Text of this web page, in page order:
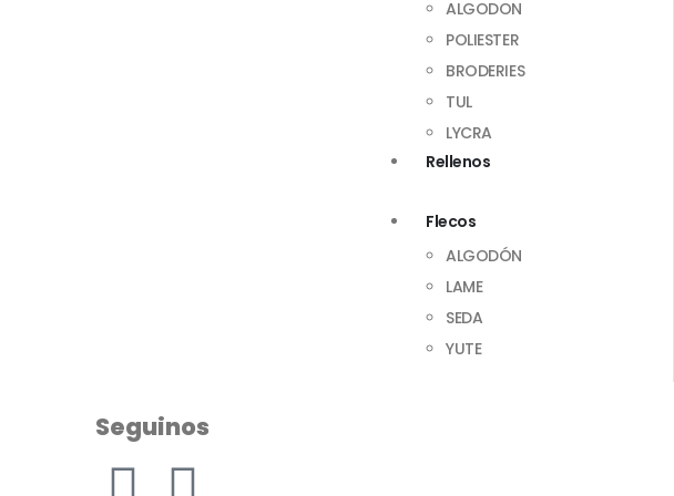
ALGODON
POLIESTER
BRODERIES
TUL
LYCRA
Rellenos
Flecos
ALGODÓN
LAME
SEDA
YUTE
Seguinos